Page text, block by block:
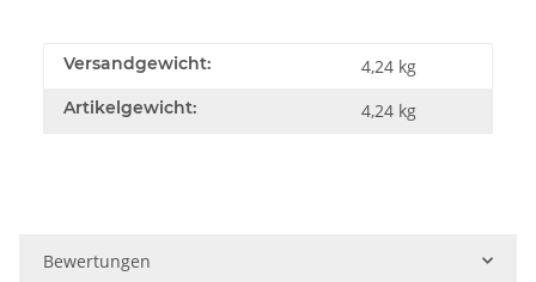
Versandgewicht: 4,24 kg
Artikelgewicht: 4,24 kg
Bewertungen